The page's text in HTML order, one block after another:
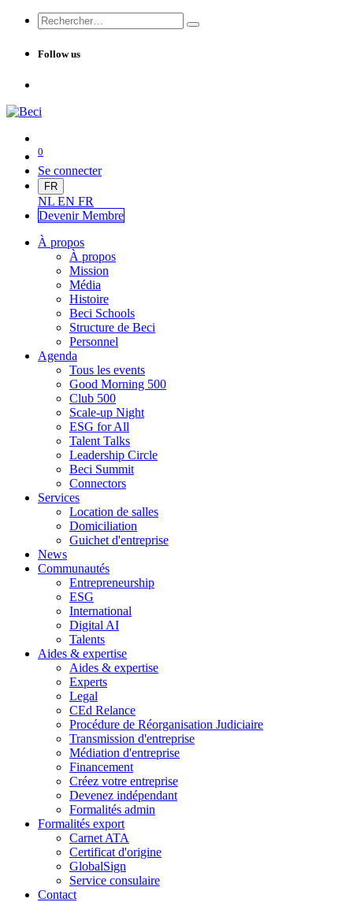
Follow us
0
Se connecter
FR
NL EN FR
Devenir Membre
À propos
À propos
Mission
Média
Histoire
Beci Schools
Structure de Beci
Personnel
Agenda
Tous les events
Good Morning 500
Club 500
Scale-up Night
ESG for All
Talent Talks
Leadership Circle
Beci Summit
Connectors
Services
Location de salles
Domiciliation
Guichet d'entreprise
News
Communautés
Entrepreneurship
ESG
International
Digital AI
Talents
Aides & expertise
Aides & expertise
Experts
Legal
CEd Relance
Procédure de Réorganisation Judiciaire
Transmission d'entreprise
Médiation d'entreprise
Financement
Créez votre entreprise
Devenez indépendant
Formalités admin
Formalités export
Carnet ATA
Certificat d'origine
GlobalSign
Service consulaire
Contact